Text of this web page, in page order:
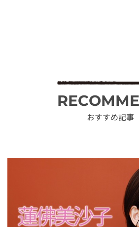
おすすめ記事